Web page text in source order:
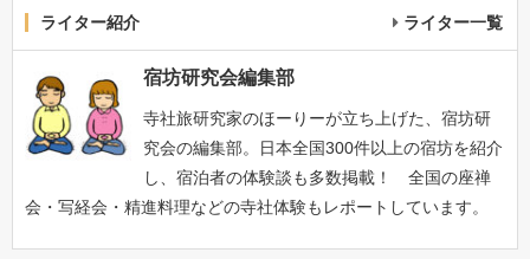
ライター紹介 ライター一覧
宿坊研究会編集部
寺社旅研究家のほーりーが立ち上げた、宿坊研
究会の編集部。日本全国300件以上の宿坊を紹介
し、宿泊者の体験談も多数掲載！ 全国の座禅
会・写経会・精進料理などの寺社体験もレポートしています。